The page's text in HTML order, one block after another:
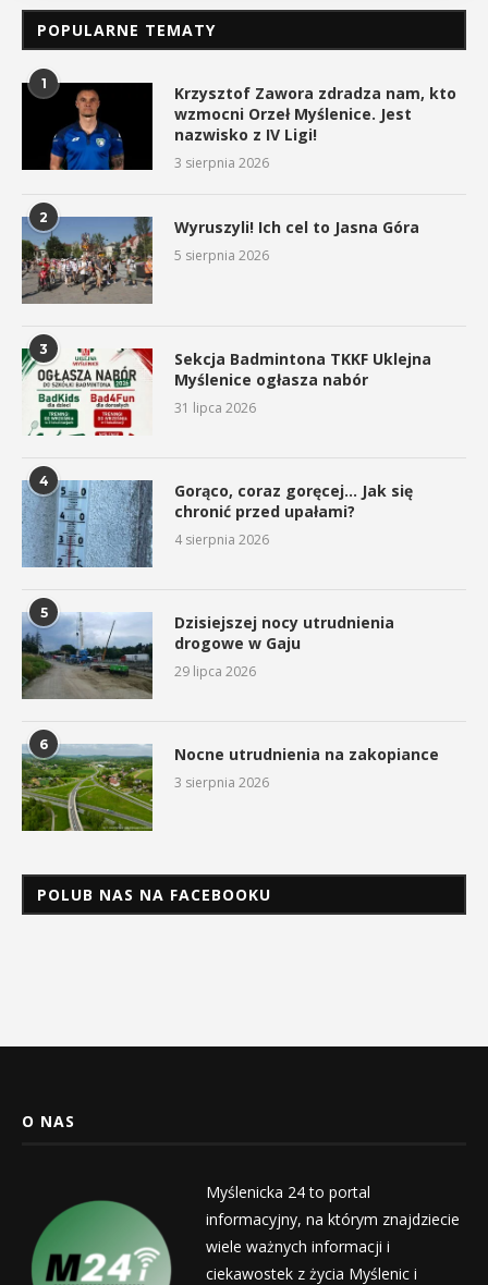
POPULARNE TEMATY
1
Krzysztof Zawora zdradza nam, kto
wzmocni Orzeł Myślenice. Jest
nazwisko z IV Ligi!
3 sierpnia 2026
2 Wyruszyli! Ich cel to Jasna Góra
5 sierpnia 2026
3
Sekcja Badmintona TKKF Uklejna
Myślenice ogłasza nabór
31 lipca 2026
4
Gorąco, coraz goręcej… Jak się
chronić przed upałami?
4 sierpnia 2026
5
Dzisiejszej nocy utrudnienia
drogowe w Gaju
29 lipca 2026
6 Nocne utrudnienia na zakopiance
3 sierpnia 2026
POLUB NAS NA FACEBOOKU
O NAS
Myślenicka 24 to portal
informacyjny, na którym znajdziecie
wiele ważnych informacji i
ciekawostek z życia Myślenic i